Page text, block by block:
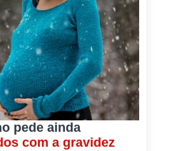
pede ainda
com a gravidez